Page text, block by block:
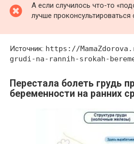
А если случилось что-то
лучше
Источник: https://
grudi-na-rannih-srokah-
Перестала болеть грудь
беременности на ранних